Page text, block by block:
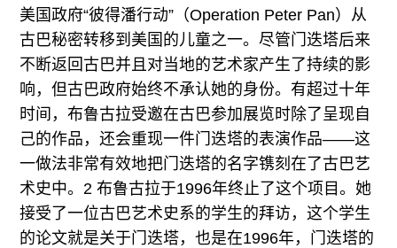
美国政府“彼得潘行动”（Operation Peter Pan）从
古巴秘密转移到美国的儿童之一。尽管门迭塔后来
不断返回古巴并且对当地的艺术家产生了持续的影
响，但古巴政府始终不承认她的身份。有超过十年
时间，布鲁古拉受邀在古巴参加展览时除了呈现自
己的作品，还会重现一件门迭塔的表演作品——这
一做法非常有效地把门迭塔的名字镌刻在了古巴艺
术史中。2 布鲁古拉于1996年终止了这个项目。她
接受了一位古巴艺术史系的学生的拜访，这个学生
的论文就是关于门迭塔，也是在1996年，门迭塔的